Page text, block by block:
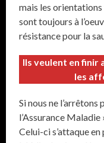
mais les
sont toujours à
résistance pour la
Ils veulent en finir
les
Si nous ne
l’Assurance
Celui-ci s’attaque